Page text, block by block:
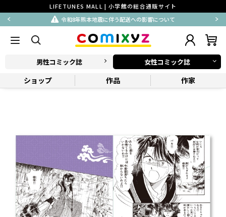
LIFETUNES MALL | 小学館の総合通販サイト
令和8年熊本地震に伴う配送への影響について
男性コミック誌 女性コミック誌
ショップ 作品 作家